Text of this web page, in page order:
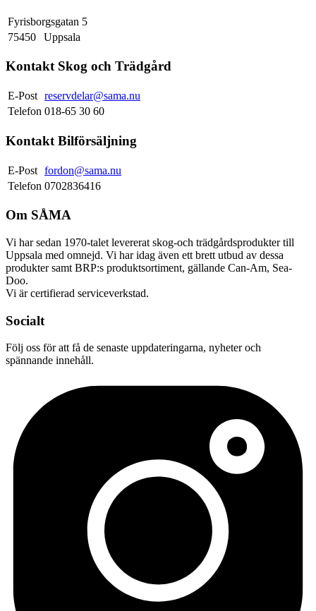
Fyrisborgsgatan 5
75450
Uppsala
Kontakt Skog och Trädgård
E-Post reservdelar@sama.nu
Telefon 018-65 30 60
Kontakt Bilförsäljning
E-Post fordon@sama.nu
Telefon 0702836416
Om SÅMA
Vi har sedan 1970-talet levererat skog-och trädgårdsprodukter till
Uppsala med omnejd. Vi har idag även ett brett utbud av dessa
produkter samt BRP:s produktsortiment, gällande Can-Am, Sea-
Doo.
Vi är certifierad serviceverkstad.
Socialt
Följ oss för att få de senaste uppdateringarna, nyheter och
spännande innehåll.